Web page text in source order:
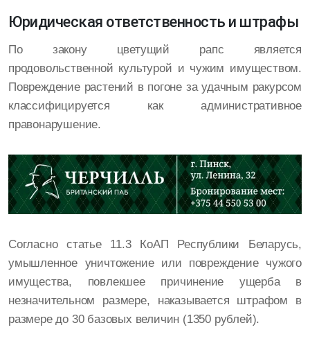
Юридическая ответственность и штрафы
По закону цветущий рапс является
продовольственной культурой и чужим имуществом.
Повреждение растений в погоне за удачным ракурсом
классифицируется как административное
правонарушение.
Согласно статье 11.3 КоАП Республики Беларусь,
умышленное уничтожение или повреждение чужого
имущества, повлекшее причинение ущерба в
незначительном размере, наказывается штрафом в
размере до 30 базовых величин (1350 рублей).